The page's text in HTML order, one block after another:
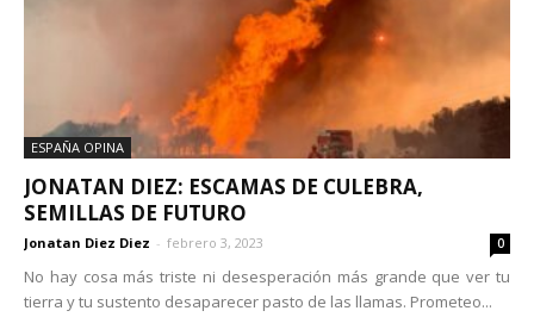
ESPAÑA OPINA
JONATAN DIEZ: ESCAMAS DE CULEBRA,
SEMILLAS DE FUTURO
Jonatan Diez Diez - febrero 3, 2023 0
No hay cosa más triste ni desesperación más grande que ver tu
tierra y tu sustento desaparecer pasto de las llamas. Prometeo...